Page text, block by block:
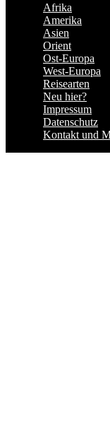
Afrika
Amerika
Asien
Orient
Ost-Europa
West-Europa
Reisearten
Neu hier?
Impressum
Datenschutz
Kontakt und